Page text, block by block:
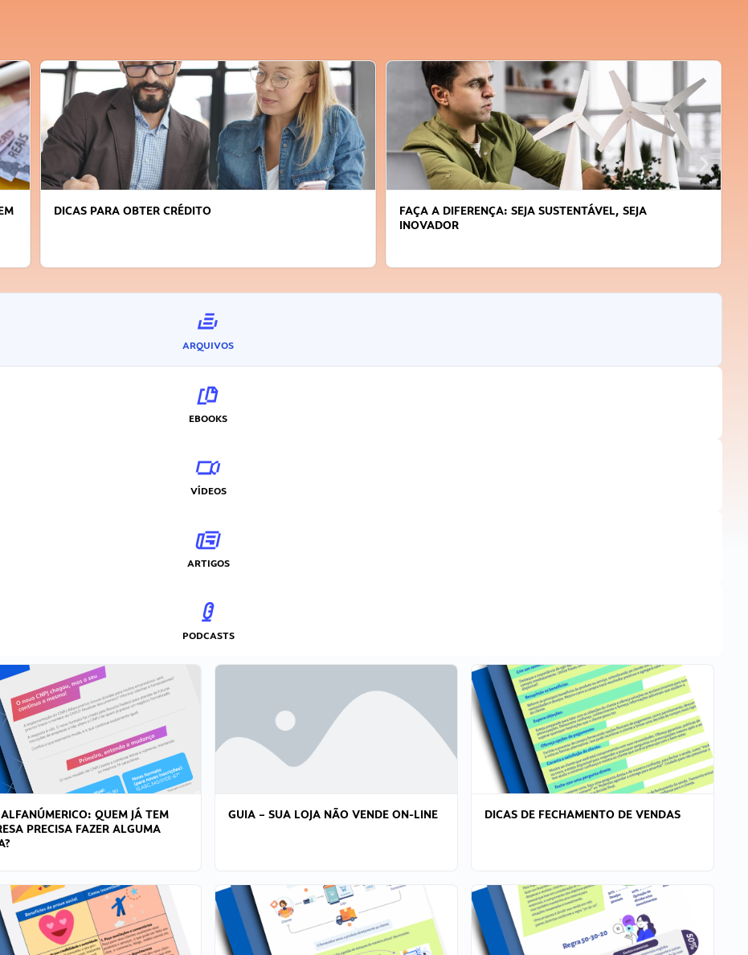
FAÇA A DIFERENÇA: SEJA SUSTENTÁVEL, SEJA
APRENDA A GERENCIAR O SEU TEMPO
ARQUIVOS
EBOOKS
VÍDEOS
ARTIGOS
PODCASTS
ALFANÚMERICO: QUEM JÁ TEM
PRECISA FAZER ALGUMA
GUIA – SUA LOJA NÃO VENDE ON-LINE DICAS DE FECHAMENTO DE VENDAS